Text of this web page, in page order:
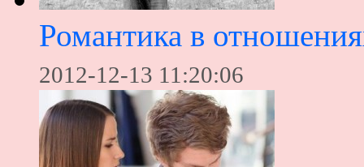
Романтика в
2012-12-13 11:20:06